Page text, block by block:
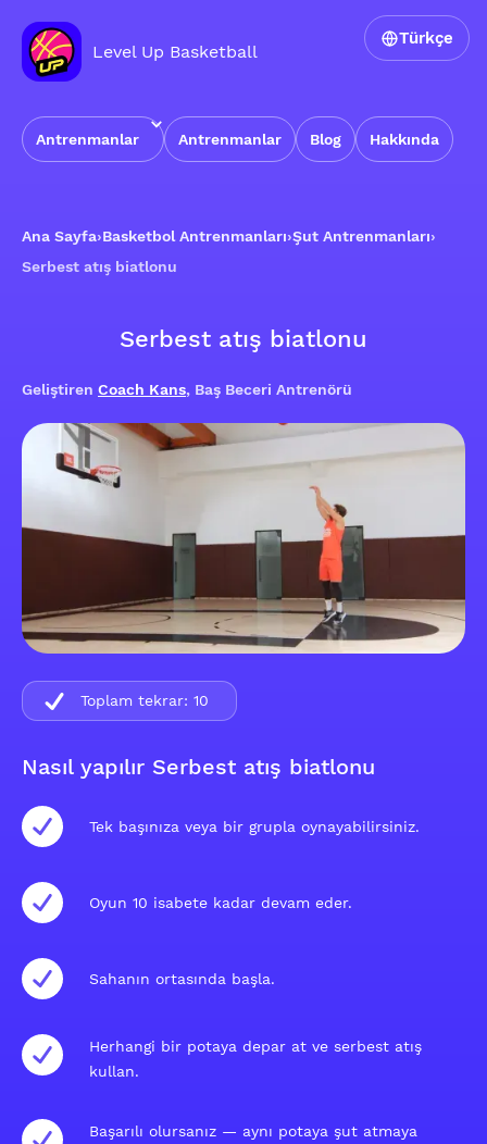
Level Up Basketball
Antrenmanlar Antrenmanlar Blog Hakkında
Türkçe
Ana Sayfa›Basketbol Antrenmanları›Şut Antrenmanları›
Serbest atış biatlonu
Serbest atış biatlonu
Geliştiren Coach Kans, Baş Beceri Antrenörü
Nasıl yapılır Serbest atış biatlonu
Tek başınıza veya bir grupla oynayabilirsiniz.
Oyun 10 isabete kadar devam eder.
Sahanın ortasında başla.
Herhangi bir potaya depar at ve serbest atış
kullan.
Başarılı olursanız — aynı potaya şut atmaya
Toplam tekrar: 10